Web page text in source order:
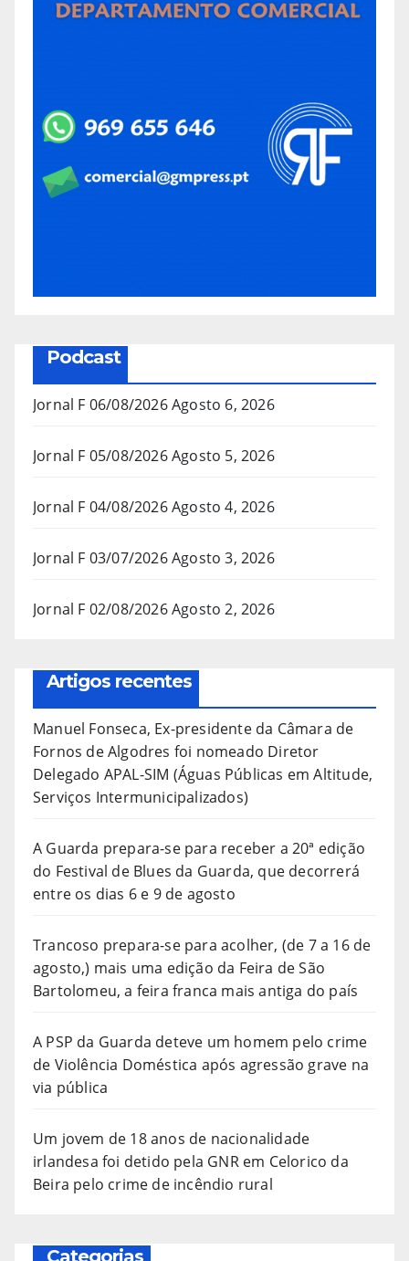
Podcast
Jornal F 06/08/2026Agosto 6, 2026
Jornal F 05/08/2026Agosto 5, 2026
Jornal F 04/08/2026Agosto 4, 2026
Jornal F 03/07/2026Agosto 3, 2026
Jornal F 02/08/2026Agosto 2, 2026
Artigos recentes
Manuel Fonseca, Ex-presidente da Câmara de
Fornos de Algodres foi nomeado Diretor
Delegado APAL-SIM (Águas Públicas em Altitude,
Serviços Intermunicipalizados)
A Guarda prepara-se para receber a 20ª edição
do Festival de Blues da Guarda, que decorrerá
entre os dias 6 e 9 de agosto
Trancoso prepara-se para acolher, (de 7 a 16 de
agosto,) mais uma edição da Feira de São
Bartolomeu, a feira franca mais antiga do país
A PSP da Guarda deteve um homem pelo crime
de Violência Doméstica após agressão grave na
via pública
Um jovem de 18 anos de nacionalidade
irlandesa foi detido pela GNR em Celorico da
Beira pelo crime de incêndio rural
Categorias